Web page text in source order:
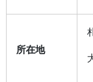
所在地